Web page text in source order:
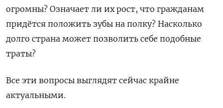
огромны? Означает ли их рост, что гражданам
придётся положить зубы на полку? Насколько
долго страна может позволить себе подобные
траты?
Все эти вопросы выглядят сейчас крайне
актуальными.